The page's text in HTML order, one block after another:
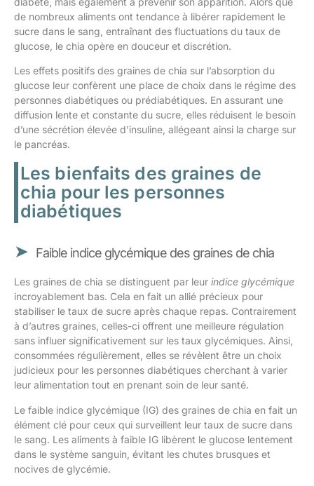
de nombreux aliments ont tendance à libérer rapidement le
sucre dans le sang, entraînant des fluctuations du taux de
glucose, le chia opère en douceur et discrétion.
Les effets positifs des graines de chia sur l’absorption du
glucose leur confèrent une place de choix dans le régime des
personnes diabétiques ou prédiabétiques. En assurant une
diffusion lente et constante du sucre, elles réduisent le besoin
d’une sécrétion élevée d’insuline, allégeant ainsi la charge sur
le pancréas.
Les bienfaits des graines de
chia pour les personnes
diabétiques
Faible indice glycémique des graines de chia
Les graines de chia se distinguent par leur indice glycémique
incroyablement bas. Cela en fait un allié précieux pour
stabiliser le taux de sucre après chaque repas. Contrairement
à d’autres graines, celles-ci offrent une meilleure régulation
sans influer significativement sur les taux glycémiques. Ainsi,
consommées régulièrement, elles se révèlent être un choix
judicieux pour les personnes diabétiques cherchant à varier
leur alimentation tout en prenant soin de leur santé.
Le faible indice glycémique (IG) des graines de chia en fait un
élément clé pour ceux qui surveillent leur taux de sucre dans
le sang. Les aliments à faible IG libèrent le glucose lentement
dans le système sanguin, évitant les chutes brusques et
nocives de glycémie.